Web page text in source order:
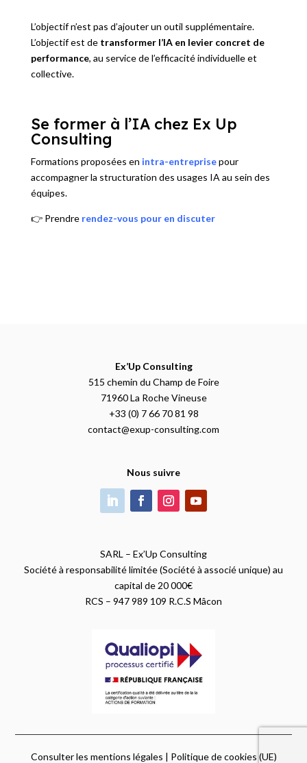
L’objectif n’est pas d’ajouter un outil supplémentaire.
L’objectif est de transformer l’IA en levier concret de
performance, au service de l’efficacité individuelle et
collective.
Se former à l’IA chez Ex Up
Consulting
Formations proposées en intra-entreprisepour
accompagner la structuration des usages IA au sein des
équipes.
👉 Prendre rendez-vous pour en discuter
Ex’Up Consulting
515 chemin du Champ de Foire
71960 La Roche Vineuse
+33 (0) 7 66 70 81 98
contact@exup-consulting.com
Nous suivre
SARL – Ex’Up Consulting
Société à responsabilité limitée (Société à associé unique) au
capital de 20 000€
RCS – 947 989 109 R.C.S Mâcon
Consulter les mentions légales | Politique de cookies (UE)